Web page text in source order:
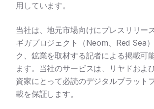
用しています。
当社は、地元市場向けにプレスリリー
ギガプロジェクト（Neom、Red Sea
ク、鉱業を取材する記者による掲載可
ます。当社のサービスは、リヤドおよ
資家にとって必読のデジタルプラット
載を保証します。